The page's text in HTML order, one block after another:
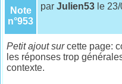
Note
n°953
parJulien53 le
Petit ajout surcette page:
les réponses trop
contexte.